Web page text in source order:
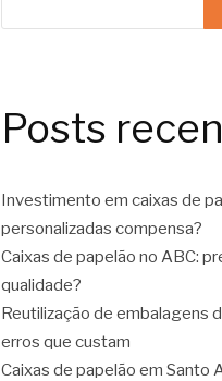
Posts
Investimento em caixas de
personalizadas compensa?
Caixas de papelão no ABC:
qualidade?
Reutilização de embalagens
erros que custam
Caixas de papelão em Santo